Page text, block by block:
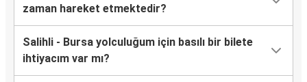
zaman hareket etmektedir?
Salihli - Bursa yolculuğum için basılı bir bilete
ihtiyacım var mı?